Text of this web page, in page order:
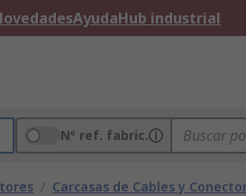
AyudaHub industrial
Nº ref. fabric.
/ Carcasas de Cables y